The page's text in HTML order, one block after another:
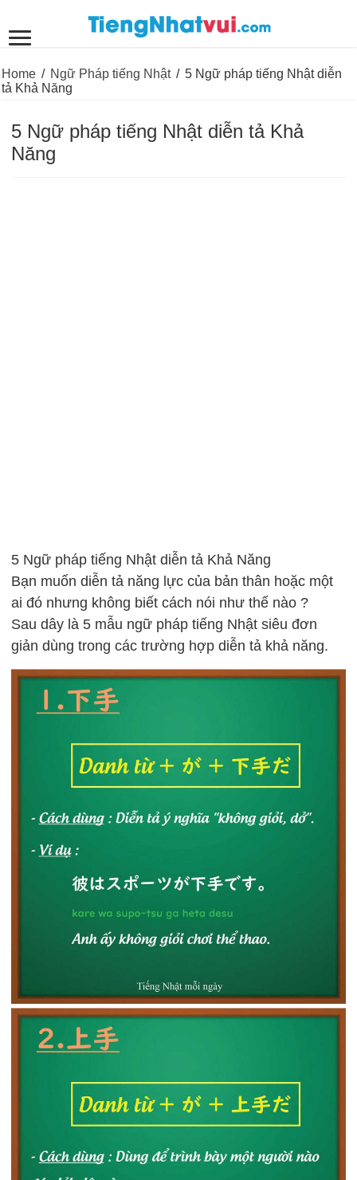
Home / Ngữ Pháp tiếng Nhật / 5 Ngữ pháp tiếng Nhật diễn
tả Khả Năng
5 Ngữ pháp tiếng Nhật diễn tả Khả
Năng
5 Ngữ pháp tiếng Nhật diễn tả Khả Năng
Bạn muốn diễn tả năng lực của bản thân hoặc một
ai đó nhưng không biết cách nói như thế nào ?
Sau dây là 5 mẫu ngữ pháp tiếng Nhật siêu đơn
giản dùng trong các trường hợp diễn tả khả năng.